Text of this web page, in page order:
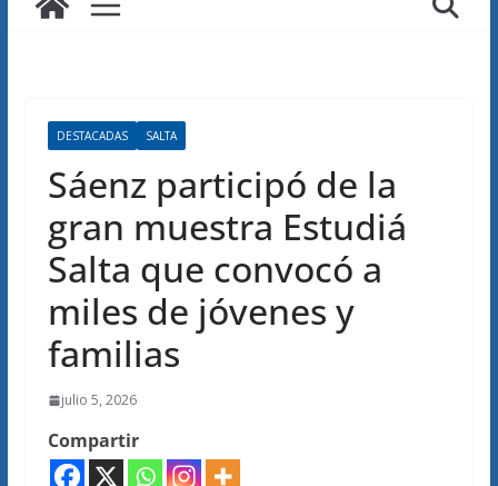
DESTACADAS SALTA
Sáenz participó de la
gran muestra Estudiá
Salta que convocó a
miles de jóvenes y
familias
julio 5, 2026
Compartir